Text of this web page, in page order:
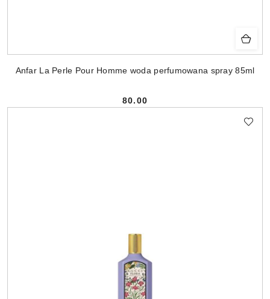
Anfar La Perle Pour Homme woda perfumowana spray 85ml
Cena:
80.00